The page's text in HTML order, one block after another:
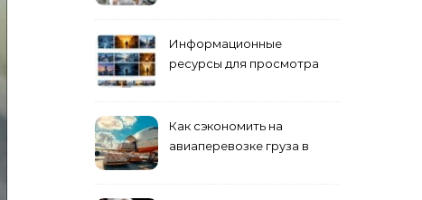
Информационные
ресурсы для просмотра
Как сэкономить на
авиаперевозке груза в